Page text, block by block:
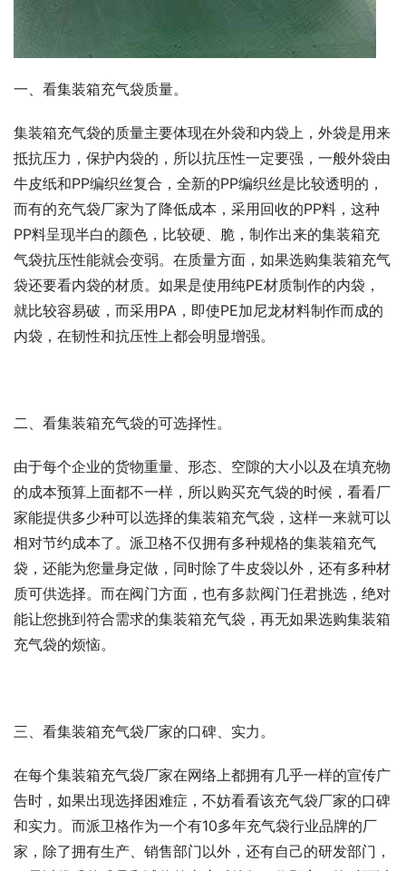
一、看集装箱充气袋质量。
集装箱充气袋的质量主要体现在外袋和内袋上，外袋是用来
抵抗压力，保护内袋的，所以抗压性一定要强，一般外袋由
牛皮纸和PP编织丝复合，全新的PP编织丝是比较透明的，
而有的充气袋厂家为了降低成本，采用回收的PP料，这种
PP料呈现半白的颜色，比较硬、脆，制作出来的集装箱充
气袋抗压性能就会变弱。在质量方面，如果选购集装箱充气
袋还要看内袋的材质。如果是使用纯PE材质制作的内袋，
就比较容易破，而采用PA，即使PE加尼龙材料制作而成的
内袋，在韧性和抗压性上都会明显增强。
二、看集装箱充气袋的可选择性。
由于每个企业的货物重量、形态、空隙的大小以及在填充物
的成本预算上面都不一样，所以购买充气袋的时候，看看厂
家能提供多少种可以选择的集装箱充气袋，这样一来就可以
相对节约成本了。派卫格不仅拥有多种规格的集装箱充气
袋，还能为您量身定做，同时除了牛皮袋以外，还有多种材
质可供选择。而在阀门方面，也有多款阀门任君挑选，绝对
能让您挑到符合需求的集装箱充气袋，再无如果选购集装箱
充气袋的烦恼。
三、看集装箱充气袋厂家的口碑、实力。
在每个集装箱充气袋厂家在网络上都拥有几乎一样的宣传广
告时，如果出现选择困难症，不妨看看该充气袋厂家的口碑
和实力。而派卫格作为一个有10多年充气袋行业品牌的厂
家，除了拥有生产、销售部门以外，还有自己的研发部门，